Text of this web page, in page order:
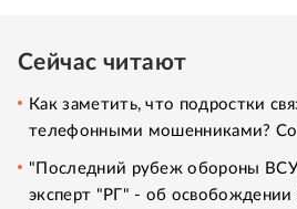
Сейчас читают
Как заметить, что подростки
телефонными мошенниками?
"Последний рубеж обороны
эксперт "РГ" - об освобождении